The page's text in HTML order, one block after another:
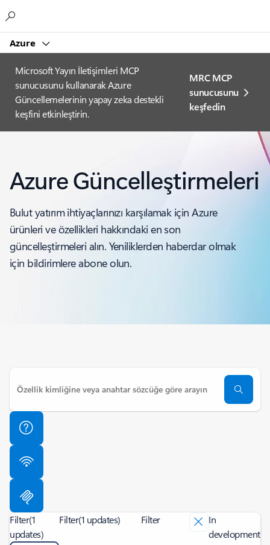
Azure
Microsoft Yayın İletişimleri MCP
sunucusunu kullanarak Azure
Güncellemelerinin yapay zeka destekli
keşfini etkinleştirin.
MRC MCP
sunucusunu
keşfedin
Azure Güncelleştirmeleri
Bulut yatırım ihtiyaçlarınızı karşılamak için Azure
ürünleri ve özellikleri hakkındaki en son
güncelleştirmeleri alın. Yeniliklerden haberdar olmak
için bildirimlere abone olun.
Filter(1
updates)
Filter(1 updates) Filter
In
development